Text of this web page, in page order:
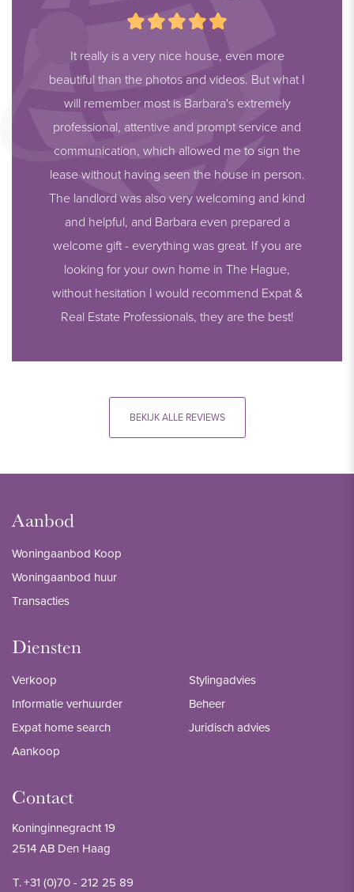
It really is a very nice house, even more
beautiful than the photos and videos. But what I
will remember most is Barbara's extremely
professional, attentive and prompt service and
communication, which allowed me to sign the
lease without having seen the house in person.
The landlord was also very welcoming and kind
and helpful, and Barbara even prepared a
welcome gift - everything was great. If you are
looking for your own home in The Hague,
without hesitation I would recommend Expat &
Real Estate Professionals, they are the best!
BEKIJK ALLE REVIEWS
Aanbod
Woningaanbod Koop
Woningaanbod huur
Transacties
Diensten
Verkoop
Informatie verhuurder
Expat home search
Aankoop
Stylingadvies
Beheer
Juridisch advies
Contact
Koninginnegracht 19
2514 AB Den Haag
T.+31 (0)70 - 212 25 89